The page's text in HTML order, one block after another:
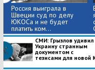
Россия выиграла в
Швеции суд по делу
ЮКОСа и не будет
платить ком...
СМИ: Грызлов удивил
Украину странным
документом с
тезисами для новой